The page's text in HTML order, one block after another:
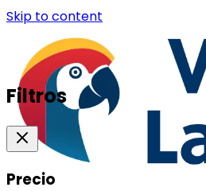
Skip to content
Filtros
Precio